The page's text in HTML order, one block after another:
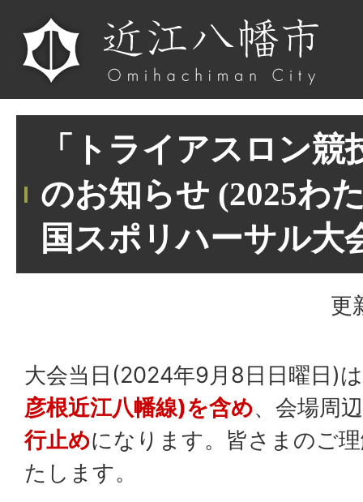
「トライアスロン競
のお知らせ (2025わ
国スポリハーサル大
更
大会当日(2024年9月8日日曜日)
彦根近江八幡線)を含め、会場周
行止めになります。皆さまのご
たします。